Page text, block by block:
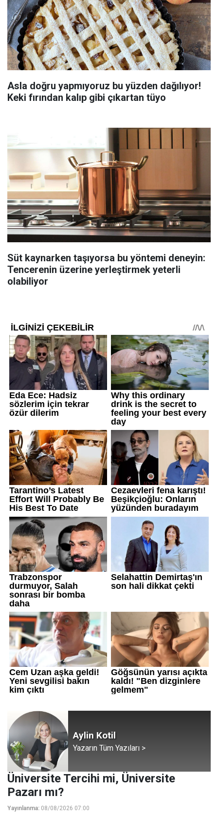
Asla doğru yapmıyoruz bu yüzden dağılıyor!
Keki fırından kalıp gibi çıkartan tüyo
Süt kaynarken taşıyorsa bu yöntemi deneyin:
Tencerenin üzerine yerleştirmek yeterli
olabiliyor
Aylin Kotil
Yazarın Tüm Yazıları >
Üniversite Tercihi mi, Üniversite
Pazarı mı?
Yayınlanma: 08/08/2026 07:00